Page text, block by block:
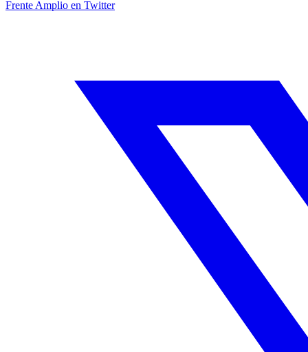
Frente Amplio en Twitter